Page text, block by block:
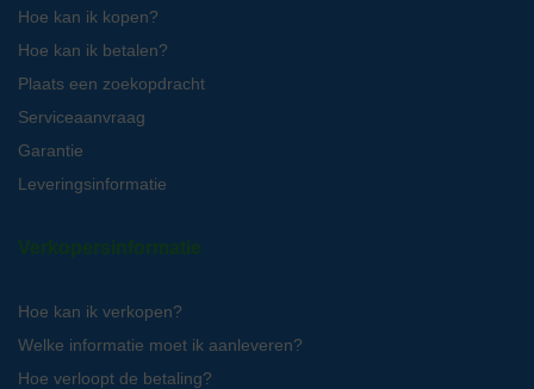
Hoe kan ik kopen?
Hoe kan ik betalen?
Plaats een zoekopdracht
Serviceaanvraag
Garantie
Leveringsinformatie
Verkopersinformatie
Hoe kan ik verkopen?
Welke informatie moet ik aanleveren?
Hoe verloopt de betaling?